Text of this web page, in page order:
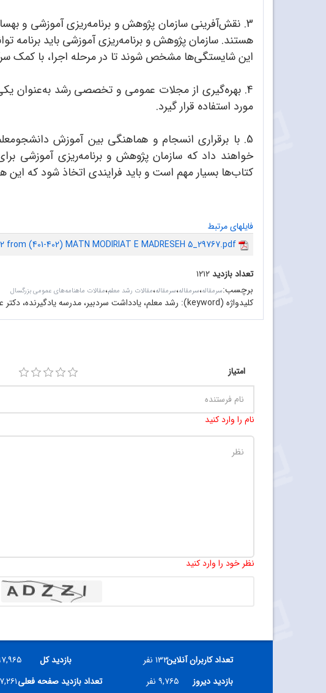
3. نقش‌آفرینی سازمان پژوهش و برنامه‌ریزی آموزشی و
هستند. سازمان پژوهش و برنامه‌ریزی آموزشی باید برنامه
این شایستگی‌ها مشخص شوند تا در مرحله اجرا، با کمک
4. بهره‌گیری از مجلات عمومی و تخصصی رشد به‌عنوان
مورد استفاده قرار گیرد.
5. با برقراری انسجام و هماهنگی بین آموزش
خواهند داد که سازمان پژوهش و برنامه‌ریزی آموزشی
کتاب‌ها بسیار مهم است و باید فرایندی اتخاذ شود که
فایلهای مرتبط
2 from (401-402) MATN MODIRIAT E MADRESEH 5_29767.pdf
تعداد بازدید۱۲۱۲
برچسب:سرمقاله‌،سرمقاله،سرمقاله،مقالات رشد معلم،مقالات ماهنامه‌های عمومی بزرگسال
کلیدواژه (keyword): رشد معلم، یادداشت سردبیر، مدرسه یادگیرنده،
امتیاز
نام را وارد کنید
نظر خود را وارد کنید
تعداد کاربران آنلاین۱۳۳ نفر بازدید کل
بازدید دیروز
۹,۷۶۵ نفر تعداد بازدید صفحه فعلی